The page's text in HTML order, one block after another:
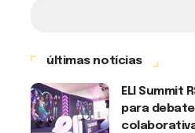
últimas notícias
ELI Summit
para